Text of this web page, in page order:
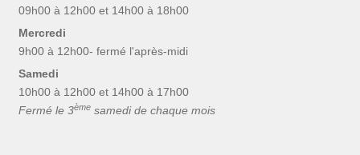
09h00 à 12h00 et 14h00 à 18h00
Mercredi
9h00 à 12h00- fermé l'après-midi
Samedi
10h00 à 12h00 et 14h00 à 17h00
Fermé le 3èmesamedi de chaque mois